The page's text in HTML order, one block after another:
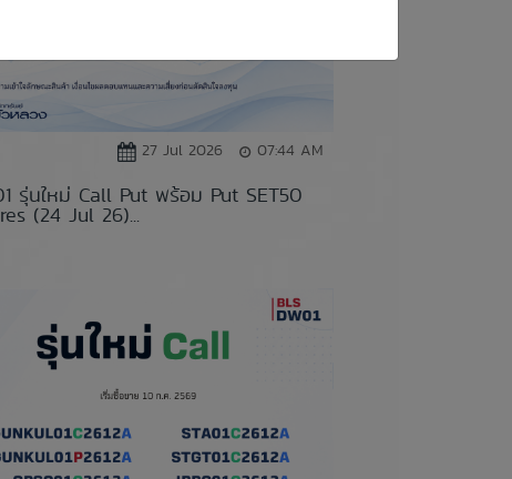
27 Jul 2026 07:44 AM
รุ่นใหม่ Call Put พร้อม Put SET50
(24 Jul 26)...